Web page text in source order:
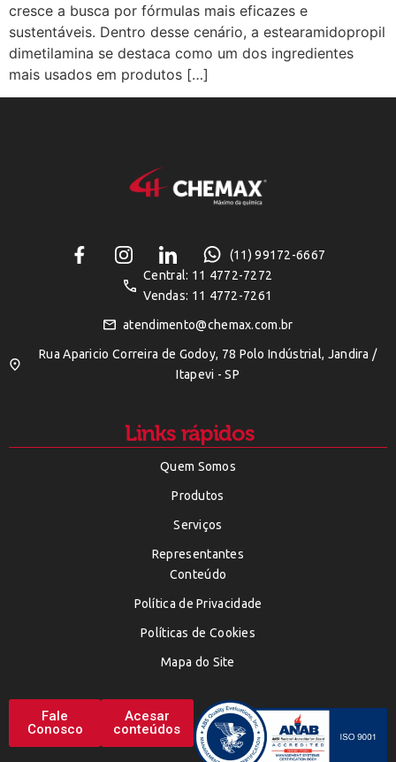
cresce a busca por fórmulas mais eficazes e
sustentáveis. Dentro desse cenário, a estearamidopropil
dimetilamina se destaca como um dos ingredientes
mais usados em produtos […]
(11) 99172-6667
Central: 11 4772-7272
Vendas: 11 4772-7261
atendimento@chemax.com.br
Rua Aparicio Correira de Godoy, 78 Polo Indústrial, Jandira /
Itapevi - SP
Links rápidos
Quem Somos
Produtos
Serviços
Representantes
Conteúdo
Política de Privacidade
Políticas de Cookies
Mapa do Site
Fale
Conosco
Acesar
conteúdos